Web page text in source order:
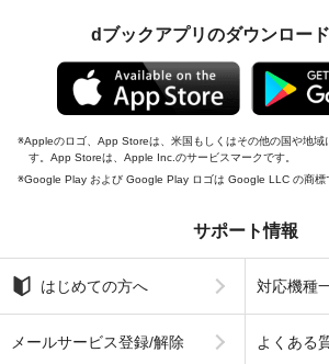
dブックアプリのダウンロー
Appleのロゴ、App Storeは、米国もしくはその他の国や地
す。App Storeは、Apple Inc.のサービスマークです。
Google Play および Google Play ロゴは Google LLC の商標
サポート情報
はじめての方へ 対応機種
メールサービス登録/解除 よくある